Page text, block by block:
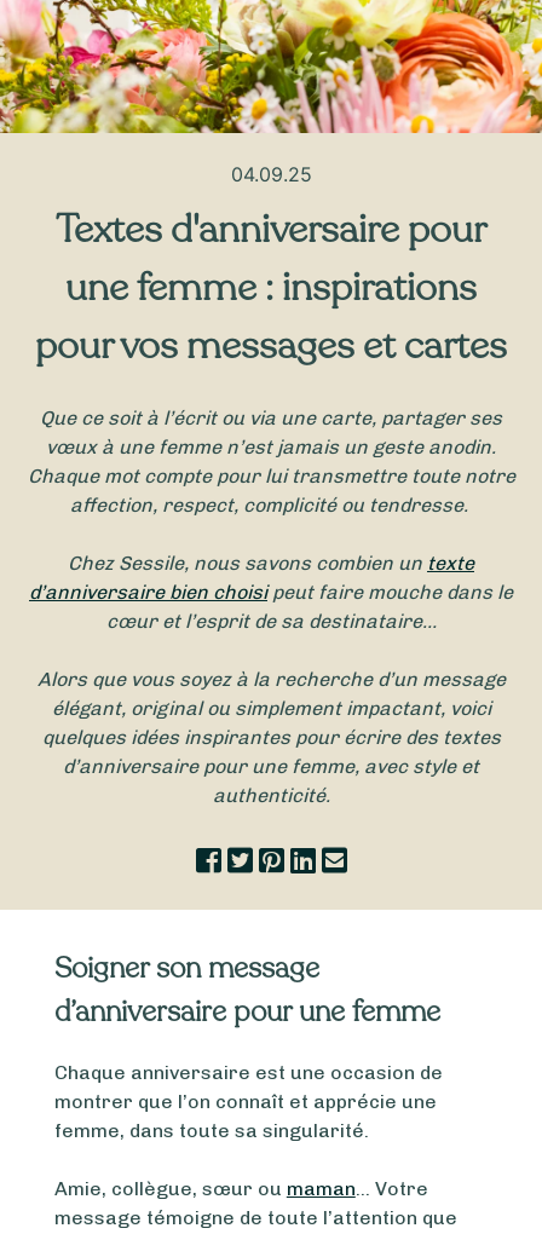
04.09.25
Textes d'anniversaire pour
une femme : inspirations
pour vos messages et cartes
Que ce soit à l’écrit ou via une carte, partager ses
vœux à une femme n’est jamais un geste anodin.
Chaque mot compte pour lui transmettre toute notre
affection, respect, complicité ou tendresse.
Chez Sessile, nous savons combien un texte
d’anniversaire bien choisipeut faire mouche dans le
cœur et l’esprit de sa destinataire…
Alors que vous soyez à la recherche d’un message
élégant, original ou simplement impactant, voici
quelques idées inspirantes pour écrire des textes
d’anniversaire pour une femme, avec style et
authenticité.
Soigner son message
d’anniversaire pour une femme
Chaque anniversaire est une occasion de
montrer que l’on connaît et apprécie une
femme, dans toute sa singularité.
Amie, collègue, sœur ou maman… Votre
message témoigne de toute l’attention que